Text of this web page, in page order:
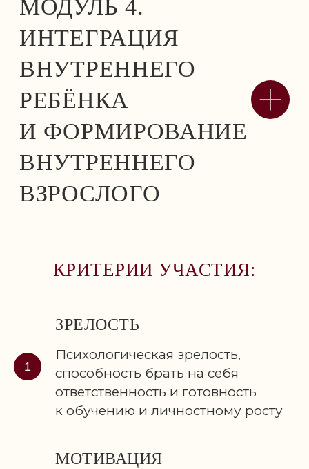
КРИТЕРИИ УЧАСТИЯ:
ЗРЕЛОСТЬ
Психологическая зрелость,
способность брать на себя
ответственность и готовность
к обучению и личностному росту
МОТИВАЦИЯ